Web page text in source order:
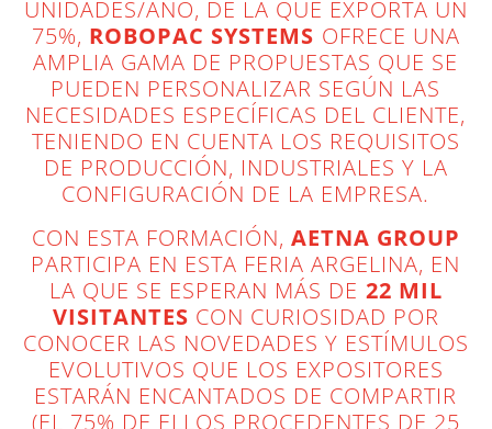
UNIDADES/AÑO, DE LA QUE EXPORTA UN
75%, ROBOPAC SYSTEMS OFRECE UNA
AMPLIA GAMA DE PROPUESTAS QUE SE
PUEDEN PERSONALIZAR SEGÚN LAS
NECESIDADES ESPECÍFICAS DEL CLIENTE,
TENIENDO EN CUENTA LOS REQUISITOS
DE PRODUCCIÓN, INDUSTRIALES Y LA
CONFIGURACIÓN DE LA EMPRESA.
CON ESTA FORMACIÓN, AETNA GROUP
PARTICIPA EN ESTA FERIA ARGELINA, EN
LA QUE SE ESPERAN MÁS DE 22 MIL
VISITANTES CON CURIOSIDAD POR
CONOCER LAS NOVEDADES Y ESTÍMULOS
EVOLUTIVOS QUE LOS EXPOSITORES
ESTARÁN ENCANTADOS DE COMPARTIR
(EL 75% DE ELLOS PROCEDENTES DE 25